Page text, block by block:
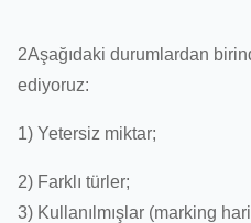
2Aşağıdaki durumlardan
ediyoruz:
1) Yetersiz miktar;
2) Farklı türler;
3) Kullanılmışlar (marking